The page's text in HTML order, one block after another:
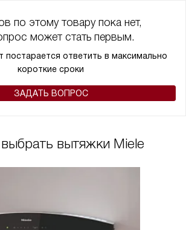
по этому товару пока нет,
может стать первым.
постарается ответить в максимально
короткие сроки
ЗАДАТЬ ВОПРОС
вытяжки Miele